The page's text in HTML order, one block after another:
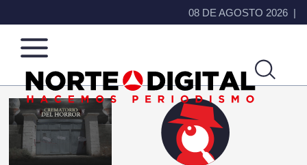
08 DE AGOSTO 2026
Norte
de
Ciudad
Más
que
noticias,